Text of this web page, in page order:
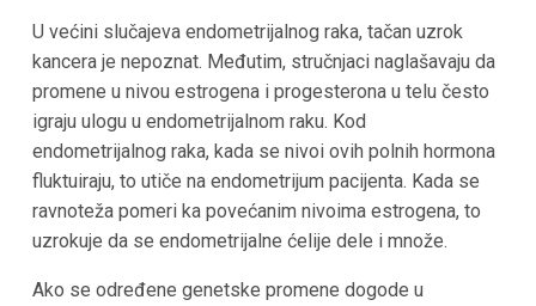
U većini slučajeva endometrijalnog raka, tačan uzrok
kancera je nepoznat. Međutim, stručnjaci naglašavaju da
promene u nivou estrogena i progesterona u telu često
igraju ulogu u endometrijalnom raku. Kod
endometrijalnog raka, kada se nivoi ovih polnih hormona
fluktuiraju, to utiče na endometrijum pacijenta. Kada se
ravnoteža pomeri ka povećanim nivoima estrogena, to
uzrokuje da se endometrijalne ćelije dele i množe.
Ako se određene genetske promene dogode u